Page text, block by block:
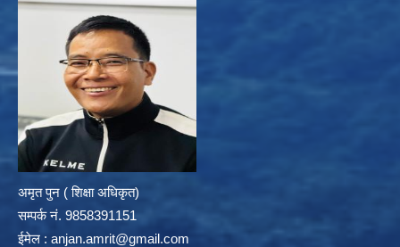
अमृत पुन ( शिक्षा अधिकृत)
सम्पर्क न‌ं. 9858391151
ईमेल : anjan.amrit@gmail.com